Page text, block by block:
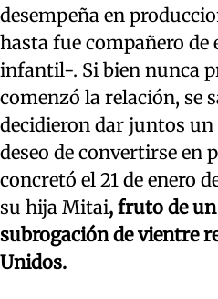
desempeña en
hasta fue compañero de
infantil-. Si bien nunca
comenzó la relación, se
decidieron dar juntos un
deseo de convertirse en
concretó el 21 de enero
su hija Mitai, fruto de
subrogación de vientre
Unidos.